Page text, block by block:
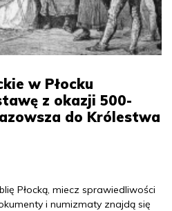
w Płocku
z okazji 500-
do Królestwa
Płocką, miecz sprawiedliwości
i numizmaty znajdą się